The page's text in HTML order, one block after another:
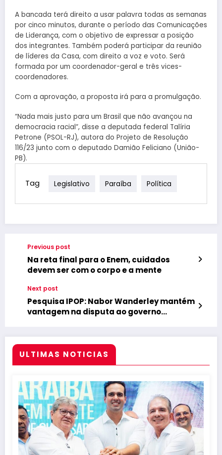
A bancada terá direito a usar palavra todas as semanas
por cinco minutos, durante o período das Comunicações
de Liderança, com o objetivo de expressar a posição
dos integrantes. Também poderá participar da reunião
de líderes da Casa, com direito a voz e voto. Será
formada por um coordenador-geral e três vices-
coordenadores.
Com a aprovação, a proposta irá para a promulgação.
“Nada mais justo para um Brasil que não avançou na
democracia racial”, disse a deputada federal Talíria
Petrone (PSOL-RJ), autora do Projeto de Resolução
116/23 junto com o deputado Damião Feliciano (União-
PB).
Tag Legislativo Paraíba Política
Previous post
Na reta final para o Enem, cuidados
devem ser com o corpo e a mente
Next post
Pesquisa IPOP: Nabor Wanderley mantém
vantagem na disputa ao governo
ULTIMAS NOTICIAS